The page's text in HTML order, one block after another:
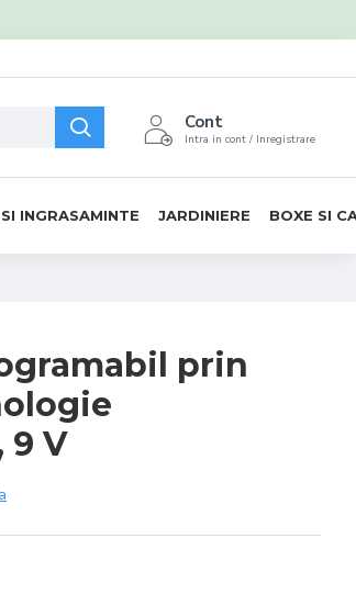
Cont
Intra in cont / Inregistrare
INGRASAMINTE JARDINIERE BOXE SI
prin
9 V